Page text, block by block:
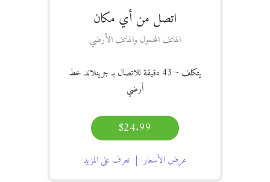
اتصل من أي مكان
الهاتف المحمول والهاتف الأرضي
يتكلف~ 43 دقيقة
للاتصال بـ جرينلاند خط
أرضي
$24.99
عرض الأسعار تعرف على المزيد